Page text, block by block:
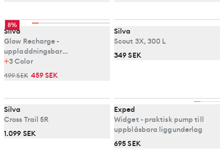
8%
Silva
Glow Recharge -
uppladdningsbar
campinglampa
3Color
499 SEK 459 SEK
Silva
Scout 3X, 300 L
349 SEK
Silva
Cross Trail 5R
1.099 SEK
Exped
Widget - praktisk pump till
uppblåsbara liggunderlag
695 SEK